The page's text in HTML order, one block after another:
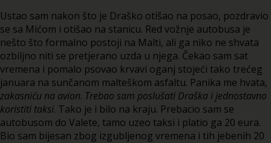
Ustao sam nakon što je Draško otišao na posao, pozdravio
se sa Mićom i otišao na stanicu. Red vožnje autobusa je
nešto što formalno postoji na Malti, ali ga niko ne shvata
ozbiljno niti se pretjerano uzda u njega. Čekao sam sat
vremena i pomalo psovao krvavi oganj stojeći tako trećeg
januara na sunčanom malteškom asfaltu. Panika me hvata,
zakasniću na avion. Trebao sam poslušati Draška i jednostavno
koristiti taksi. Tako je i bilo na kraju. Prebacio sam se
autobusom do Valete, tamo uzeo taksi i platio ga 20 eura.
Bio sam bijesan zbog izgubljenog vremena i tih jebenih 20